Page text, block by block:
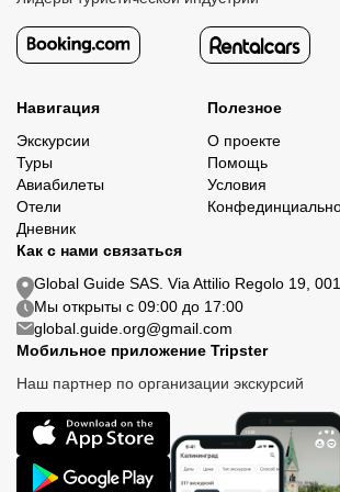
Навигация
Экскурсии
Туры
Авиабилеты
Отели
Дневник
Полезное
О проекте
Помощь
Условия
Как с нами связаться
Global Guide SAS. Via Attilio Regolo 19,
Мы открыты с 09:00 до 17:00
global.guide.org@gmail.com
Мобильное приложение Tripster
Наш партнер по организации экскурсий